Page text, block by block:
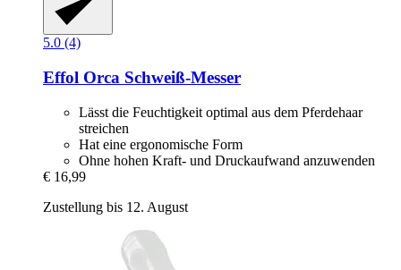
5.0 (4)
Effol Orca Schweiß-​Messer
Lässt die Feuchtigkeit optimal aus dem Pferdehaar
streichen
Hat eine ergonomische Form
Ohne hohen Kraft- und Druckaufwand anzuwenden
€ 16,99
Zustellung bis 12. August